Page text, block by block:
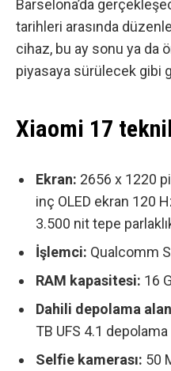
Barselona’da
tarihleri arasında
cihaz, bu ay sonu ya da
piyasaya sürülecek gibi
Xiaomi 17
Ekran: 2656 x 1220
inç OLED ekran 120
3.500 nit tepe
İşlemci: Qualcomm
RAM kapasitesi: 16
Dahili depolama
TB UFS 4.1 depolama
Selfie kamerası: 50